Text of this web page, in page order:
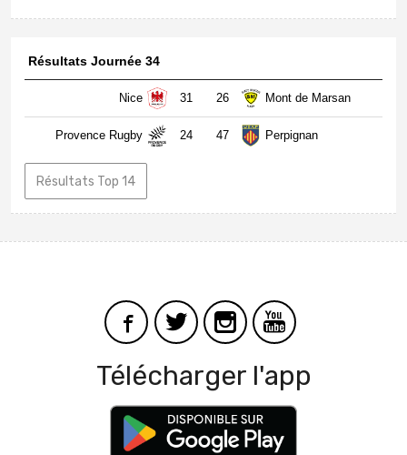
Résultats Journée 34
Nice 31 26 Mont de Marsan
Provence Rugby 24 47 Perpignan
Résultats Top 14
Télécharger l'app